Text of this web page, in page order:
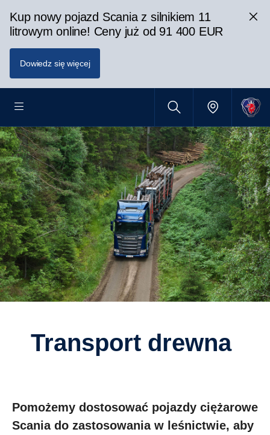
Kup nowy pojazd Scania z silnikiem 11
litrowym online! Ceny już od 91 400 EUR
Dowiedz się więcej
Transport drewna
Pomożemy dostosować pojazdy ciężarowe
Scania do zastosowania w leśnictwie, aby